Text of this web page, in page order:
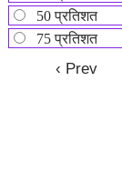
50 प्रतिशत
75 प्रतिशत